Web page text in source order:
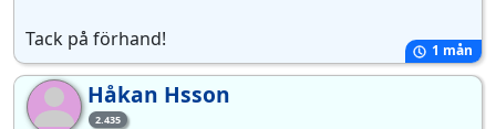
Tack på förhand! 1 mån
Hå 2.435
Håkan Hsson